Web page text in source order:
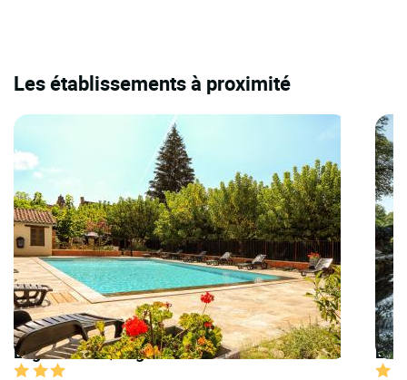
Les établissements à proximité
Logis Hôtels | Logis Hôtel Archambeau